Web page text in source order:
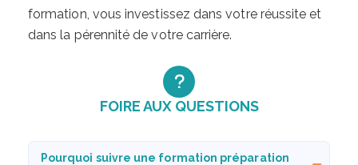
formation, vous investissez dans votre réussite et
dans la pérennité de votre carrière.
FOIRE AUX QUESTIONS
Pourquoi suivre une formation préparation